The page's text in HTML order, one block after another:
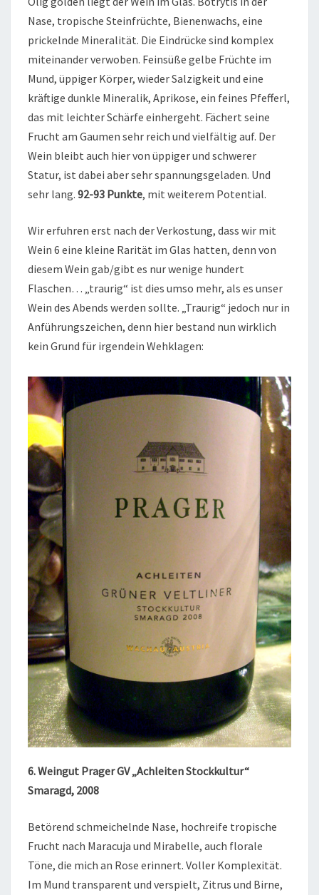
Nase, tropische Steinfrüchte, Bienenwachs, eine
prickelnde Mineralität. Die Eindrücke sind komplex
miteinander verwoben. Feinsüße gelbe Früchte im
Mund, üppiger Körper, wieder Salzigkeit und eine
kräftige dunkle Mineralik, Aprikose, ein feines Pfefferl,
das mit leichter Schärfe einhergeht. Fächert seine
Frucht am Gaumen sehr reich und vielfältig auf. Der
Wein bleibt auch hier von üppiger und schwerer
Statur, ist dabei aber sehr spannungsgeladen. Und
sehr lang. 92-93 Punkte, mit weiterem Potential.
Wir erfuhren erst nach der Verkostung, dass wir mit
Wein 6 eine kleine Rarität im Glas hatten, denn von
diesem Wein gab/gibt es nur wenige hundert
Flaschen… „traurig“ ist dies umso mehr, als es unser
Wein des Abends werden sollte. „Traurig“ jedoch nur in
Anführungszeichen, denn hier bestand nun wirklich
kein Grund für irgendein Wehklagen:
6. Weingut Prager GV „Achleiten Stockkultur“
Smaragd, 2008
Betörend schmeichelnde Nase, hochreife tropische
Frucht nach Maracuja und Mirabelle, auch florale
Töne, die mich an Rose erinnert. Voller Komplexität.
Im Mund transparent und verspielt, Zitrus und Birne,